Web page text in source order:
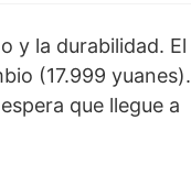
y la durabilidad. El
(17.999 yuanes).
que llegue a